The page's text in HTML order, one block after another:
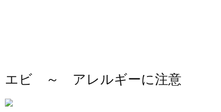
エビ ～ アレルギーに注意